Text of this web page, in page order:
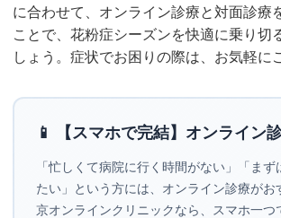
に合わせて、オンライン診療と対面診療
ことで、花粉症シーズンを快適に乗り切
しょう。症状でお困りの際は、お気軽に
📱 【スマホで完結】オンライン
「忙しくて病院に行く時間がない」「ま
たい」という方には、オンライン診療がお
京オンラインクリニックなら、スマホ一つ